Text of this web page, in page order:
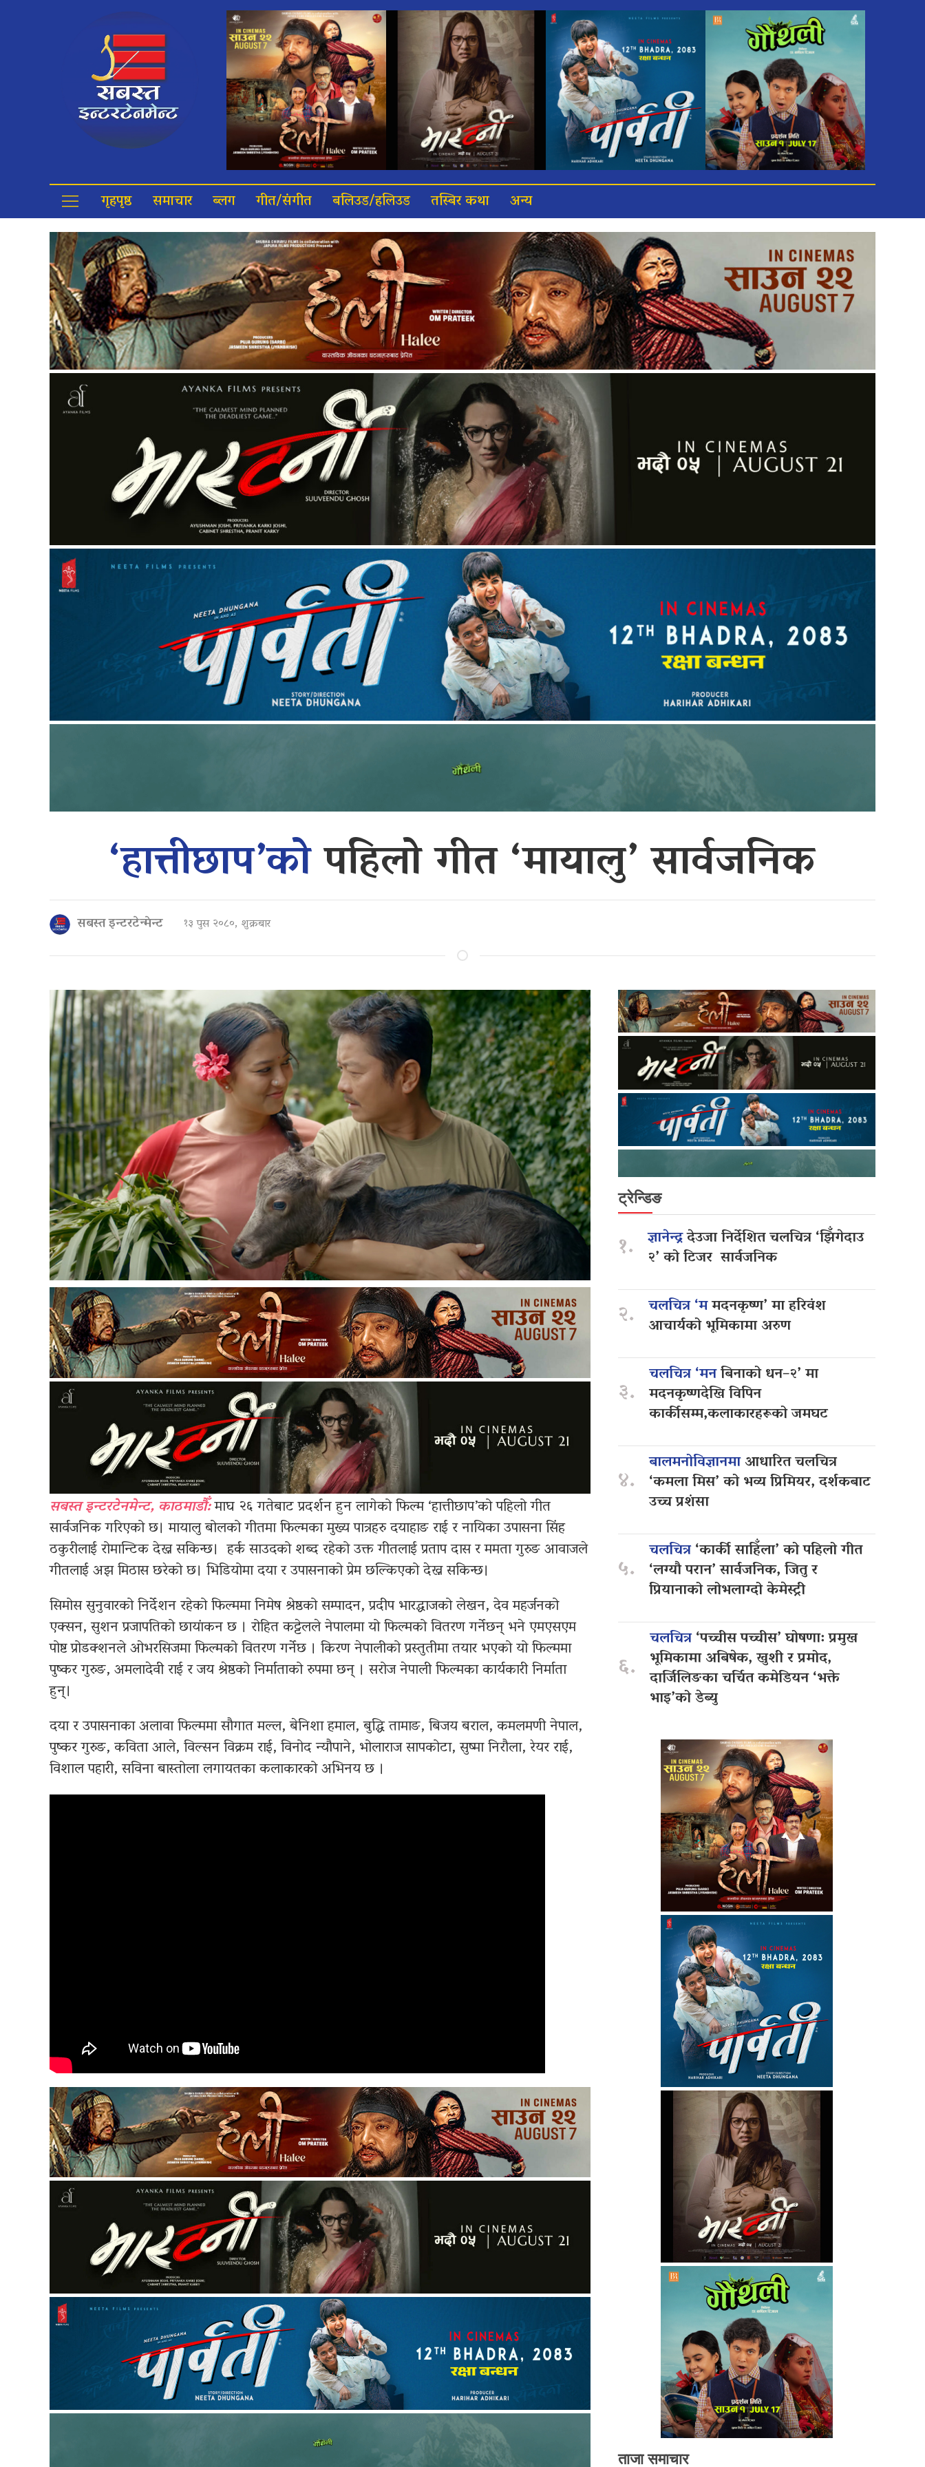
गृहपृष्ठ समाचार ब्लग गीत/संगीत बलिउड/हलिउड तस्बिर कथा अन्य
‘हात्तीछाप’कोपहिलो गीत ‘मायालु’ सार्वजनिक
सबस्त इन्टरटेन्मेन्ट १३ पुस २०८०, शुक्रबार
सबस्त इन्टरटेनमेन्ट, काठमाडौँ:माघ २६ गतेबाट प्रदर्शन हुन लागेको फिल्म ‘हात्तीछाप’को पहिलो गीत
सार्वजनिक गरिएको छ। मायालु बोलको गीतमा फिल्मका मुख्य पात्रहरु दयाहाङ राई र नायिका उपासना सिंह
ठकुरीलाई रोमान्टिक देख्न सकिन्छ। हर्क साउदको शब्द रहेको उक्त गीतलाई प्रताप दास र ममता गुरुङ आवाजले
गीतलाई अझ मिठास छरेको छ। भिडियोमा दया र उपासनाको प्रेम छल्किएको देख्न सकिन्छ।
सिमोस सुनुवारको निर्देशन रहेको फिल्ममा निमेष श्रेष्ठको सम्पादन, प्रदीप भारद्धाजको लेखन, देव महर्जनको
एक्सन, सुशन प्रजापतिको छायांकन छ । रोहित कट्टेलले नेपालमा यो फिल्मको वितरण गर्नेछन् भने एमएसएम
पोष्ट प्रोडक्शनले ओभरसिजमा फिल्मको वितरण गर्नेछ । किरण नेपालीको प्रस्तुतीमा तयार भएको यो फिल्ममा
पुष्कर गुरुङ, अमलादेवी राई र जय श्रेष्ठको निर्माताको रुपमा छन् । सरोज नेपाली फिल्मका कार्यकारी निर्माता
हुन्।
दया र उपासनाका अलावा फिल्ममा सौगात मल्ल, बेनिशा हमाल, बुद्धि तामाङ, बिजय बराल, कमलमणी नेपाल,
पुष्कर गुरुङ, कविता आले, विल्सन विक्रम राई, विनोद न्यौपाने, भोलाराज सापकोटा, सुष्मा निरौला, रेयर राई,
विशाल पहारी, सविना बास्तोला लगायतका कलाकारको अभिनय छ ।
ट्रेन्डिङ
१. ज्ञानेन्द्रदेउजा निर्देशित चलचित्र ‘झिँगेदाउ
२’ को टिजर सार्वजनिक
२. चलचित्र ‘ममदनकृष्ण’ मा हरिवंश
आचार्यको भूमिकामा अरुण
३.
चलचित्र ‘मनबिनाको धन–२’ मा
मदनकृष्णदेखि विपिन
कार्कीसम्म,कलाकारहरूको जमघट
४.
बालमनोविज्ञानमाआधारित चलचित्र
‘कमला मिस’ को भव्य प्रिमियर, दर्शकबाट
उच्च प्रशंसा
५.
चलचित्र‘कार्की साहिँला’ को पहिलो गीत
‘लग्यौ परान’ सार्वजनिक, जितु र
प्रियानाको लोभलाग्दो केमेस्ट्री
६.
चलचित्र‘पच्चीस पच्चीस’ घोषणा: प्रमुख
भूमिकामा अबिषेक, खुशी र प्रमोद,
दार्जिलिङका चर्चित कमेडियन ‘भक्ते
भाइ’को डेब्यु
ताजा समाचार